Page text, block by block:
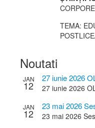
TEMA:
Noutati
JAN
12
27 iunie 2026
27 iunie 2026
JAN
12
23 mai 2026
Stiintifice a
23 mai 2026